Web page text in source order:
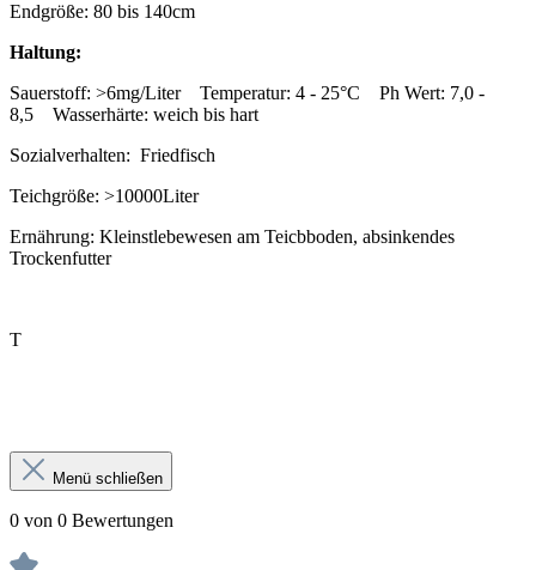
Endgröße: 80 bis 140cm
Haltung:
Sauerstoff: >6mg/Liter Temperatur: 4 - 25°C Ph Wert: 7,0 -
8,5 Wasserhärte: weich bis hart
Sozialverhalten: Friedfisch
Teichgröße: >10000Liter
Ernährung: Kleinstlebewesen am Teicbboden, absinkendes
Trockenfutter
T
Menü schließen
0 von 0 Bewertungen